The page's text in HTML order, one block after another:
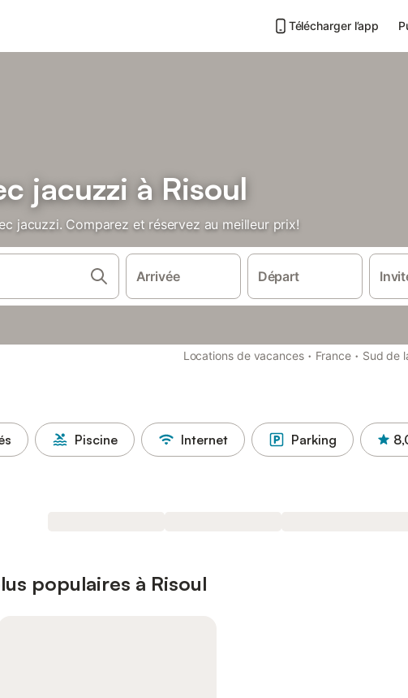
Télécharger l’app
jacuzzi à Risoul
jacuzzi. Comparez et réservez au meilleur prix!
Arrivée Départ
Locations de vacances · France · Sud de
Piscine Internet Parking
populaires à Risoul